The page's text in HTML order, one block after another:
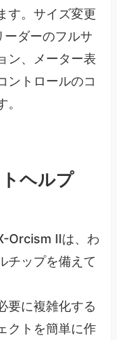
す。サイズ変更
ーダーのフルサ
ン、メーター表
ントロールのコ
ヘルプ
Orcism IIは、わ
チップを備えて
要に複雑化する
クトを簡単に作